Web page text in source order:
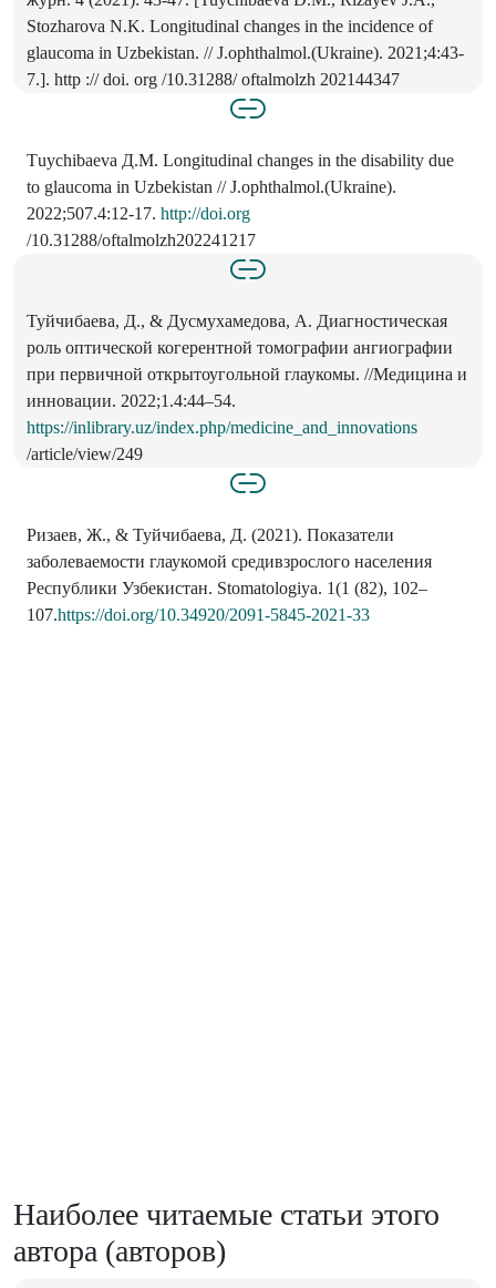
Stozharova N.K. Longitudinal changes in the incidence of
glaucoma in Uzbekistan. // J.ophthalmol.(Ukraine). 2021;4:43-
7.]. http :// doi. org /10.31288/ oftalmolzh 202144347
Тuychibaeva Д.M. Longitudinal changes in the disability due
to glaucoma in Uzbekistan // J.ophthalmol.(Ukraine).
2022;507.4:12-17. http://doi.org
/10.31288/oftalmolzh202241217
Туйчибаева, Д., & Дусмухамедова, А. Диагностическая
роль оптической когерентной томографии ангиографии
при первичной открытоугольной глаукомы. //Медицина и
инновации. 2022;1.4:44–54.
https://inlibrary.uz/index.php/medicine_and_innovations
/article/view/249
Ризаев, Ж., & Туйчибаева, Д. (2021). Показатели
заболеваемости глаукомой средивзрослого населения
Республики Узбекистан. Stomatologiya. 1(1 (82), 102–
107.https://doi.org/10.34920/2091-5845-2021-33
Наиболее читаемые статьи этого
автора (авторов)